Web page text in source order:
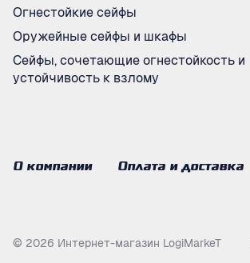
Огнестойкие сейфы
Оружейные сейфы и шкафы
Сейфы, сочетающие огнестойкость и
устойчивость к взлому
О компании Оплата и доставка
© 2026 Интернет-магазин LogiMarkeT